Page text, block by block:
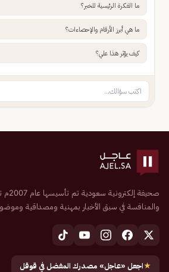
ما الفكرة الرئيسية للخبر؟
ما هي أبرز الأرقام والإحصاءات؟
كيف يؤثر هذا علي؟
صحيفة
والمنافسة في سبق الأخبار بمهنية ومصداقية
★اجعل «عاجل» مصدرك المفضل في قوقل